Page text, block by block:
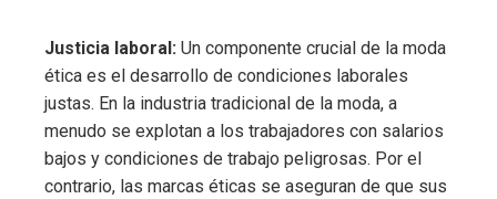
Justicia laboral: Un componente crucial de la moda
ética es el desarrollo de condiciones laborales
justas. En la industria tradicional de la moda, a
menudo se explotan a los trabajadores con salarios
bajos y condiciones de trabajo peligrosas. Por el
contrario, las marcas éticas se aseguran de que sus